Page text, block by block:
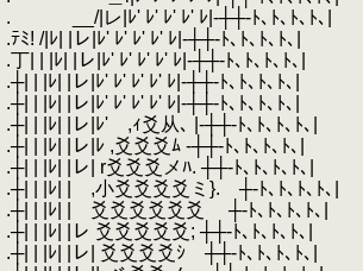
. __/|レ|ﾚ' ﾚ' ﾚ' ﾚ' ﾚ|‐┼┼‐ﾄ､ﾄ､ﾄ､ﾄ､|
.ﾃﾐ! /|ﾚ| |レ|ﾚ' ﾚ' ﾚ' ﾚ' ﾚ|‐┼┼‐ﾄ､ﾄ､ﾄ､ﾄ､|
.丁| | |ﾚ| |レ|ﾚ' ﾚ' ﾚ' ﾚ' ﾚ|‐┼┼‐ﾄ､ﾄ､ﾄ､ﾄ､|
.┼| | |ﾚ| |レ|ﾚ' ﾚ' ﾚ' ﾚ' ﾚ|‐┼┼‐ﾄ､ﾄ､ﾄ､ﾄ､|
.┼| | |ﾚ| |レ|ﾚ' ﾚ' ﾚ' ﾚ' ﾚ|‐┼┼‐ﾄ､ﾄ､ﾄ､ﾄ､|
.┼| | |ﾚ| |レ|ﾚ' ,ｨ爻从､ |‐┼┼‐ﾄ､ﾄ､ﾄ､ﾄ､|
.┼| | |ﾚ| |レ|ﾚ ,爻爻爻ﾑ ‐┼┼‐ﾄ､ﾄ､ﾄ､ﾄ､|
.┼| | |ﾚ| |レ| r爻爻爻メﾊ. ┼┼‐ﾄ､ﾄ､ﾄ､ﾄ､|
.┼| | |ﾚ| | ,小爻爻爻爻ミ}. ┼‐ﾄ､ﾄ､ﾄ､ﾄ､|
.┼| | |ﾚ| | 爻爻爻爻爻爻 ┼‐ﾄ､ﾄ､ﾄ､ﾄ､|
.┼| | |ﾚ| |レ 爻爻爻爻爻; ┼┼‐ﾄ､ﾄ､ﾄ､ﾄ､|
.┼| | |ﾚ| |レ| 爻爻爻爻ｼ ┼┼‐ﾄ､ﾄ､ﾄ､ﾄ､|